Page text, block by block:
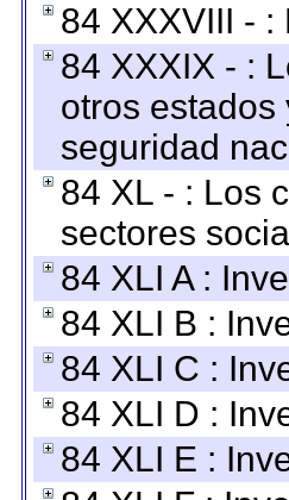
84 XXXVIII -
84 XXXIX - :
otros
seguridad
84 XL - : Los
sectores
84 XLI A :
84 XLI B :
84 XLI C :
84 XLI D :
84 XLI E :